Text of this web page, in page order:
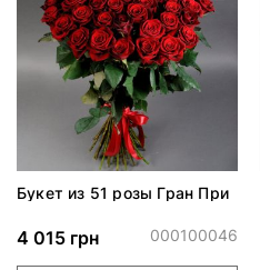
Букет из 51 розы Гран При
4 015 грн 000100046